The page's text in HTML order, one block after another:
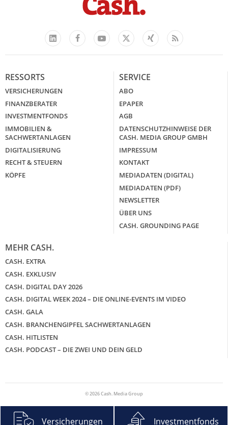
LinkedIn
FacebookYouTube
X
Xing Feed
RESSORTS
VERSICHERUNGEN
FINANZBERATER
INVESTMENTFONDS
IMMOBILIEN &
SACHWERTANLAGEN
DIGITALISIERUNG
RECHT & STEUERN
KÖPFE
SERVICE
ABO
EPAPER
AGB
DATENSCHUTZHINWEISE DER
CASH. MEDIA GROUP GMBH
IMPRESSUM
KONTAKT
MEDIADATEN (DIGITAL)
MEDIADATEN (PDF)
NEWSLETTER
ÜBER UNS
CASH. GROUNDING PAGE
MEHR CASH.
CASH. EXTRA
CASH. EXKLUSIV
CASH. DIGITAL DAY 2026
CASH. DIGITAL WEEK 2024 – DIE ONLINE-EVENTS IM VIDEO
CASH. GALA
CASH. BRANCHENGIPFEL SACHWERTANLAGEN
CASH. HITLISTEN
CASH. PODCAST – DIE ZWEI UND DEIN GELD
© 2026 Cash. Media Group
Versicherungen Investmentfonds